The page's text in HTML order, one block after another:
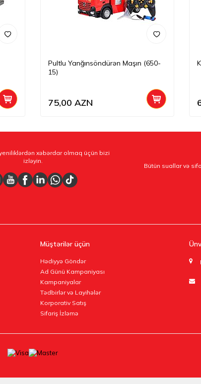
Pultlu Yanğınsöndürən Maşın (650-
15)
75,00 AZN
xəbərdar olmaq üçün bizi
izləyin.
Bütün suallar və
Müştərilər üçün
Hədiyyə Göndər
Ad Günü Kampaniyası
Kampaniyalar
Tədbirlər və Layihələr
Korporativ Satış
Sifariş İzləmə